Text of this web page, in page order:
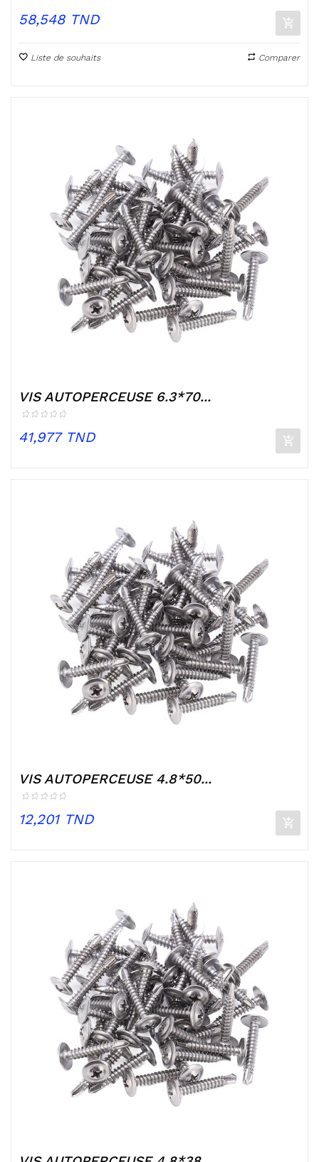
Prix
58,548 TND
Liste de souhaits Comparer
VIS AUTOPERCEUSE 6.3*70...
Prix
41,977 TND
VIS AUTOPERCEUSE 4.8*50...
Prix
12,201 TND